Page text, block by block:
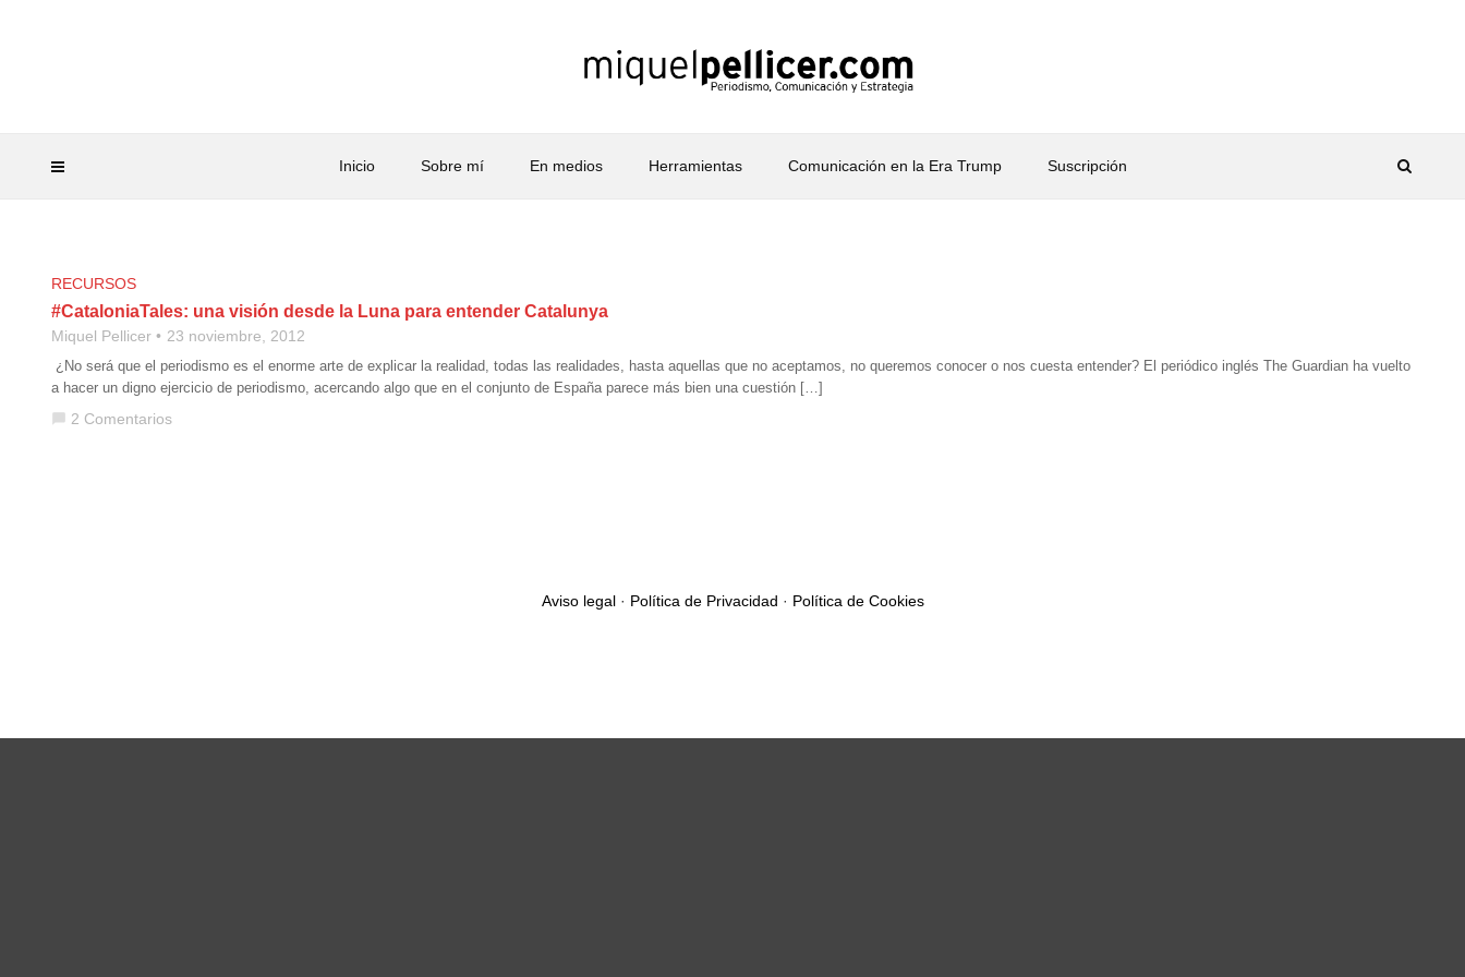
Inicio Sobre mí En medios Herramientas Comunicación en la Era Trump Suscripción
RECURSOS
#CataloniaTales: una visión desde la Luna para entender Catalunya
Miquel Pellicer 23 noviembre, 2012
¿No será que el periodismo es el enorme arte de explicar la realidad, todas las realidades, hasta aquellas que no aceptamos, no queremos conocer o nos cuesta entender? El periódico inglés The Guardian ha vuelto
a hacer un digno ejercicio de periodismo, acercando algo que en el conjunto de España parece más bien una cuestión […]
chat_bubble 2 Comentarios
Aviso legal· Política de Privacidad · Política de Cookies